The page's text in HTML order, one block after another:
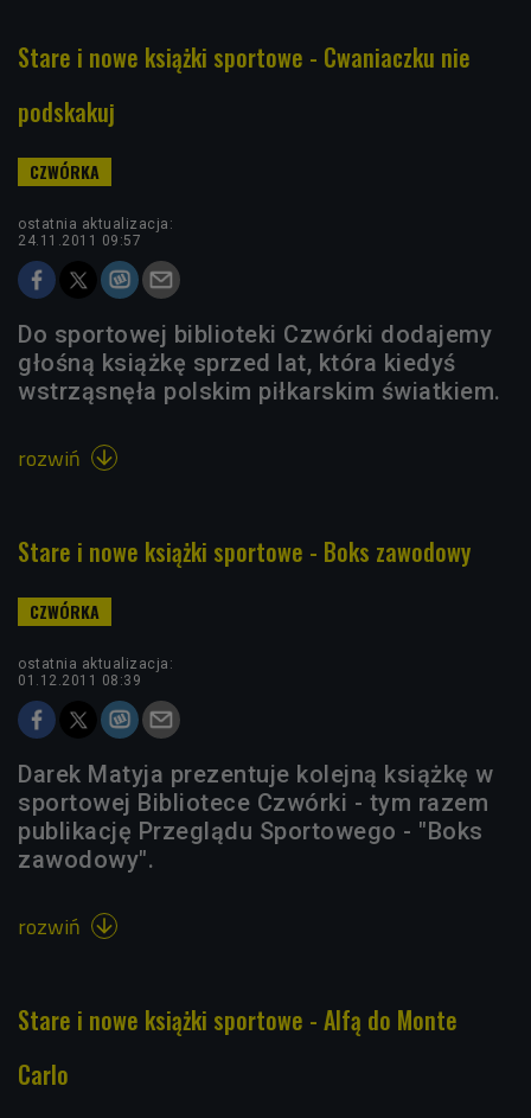
Stare i nowe książki sportowe - Cwaniaczku nie
podskakuj
ostatnia aktualizacja:
24.11.2011 09:57
Do sportowej biblioteki Czwórki dodajemy
głośną książkę sprzed lat, która kiedyś
wstrząsnęła polskim piłkarskim światkiem.
rozwiń 
Stare i nowe książki sportowe - Boks zawodowy
ostatnia aktualizacja:
01.12.2011 08:39
Darek Matyja prezentuje kolejną książkę w
sportowej Bibliotece Czwórki - tym razem
publikację Przeglądu Sportowego - "Boks
zawodowy".
rozwiń 
Stare i nowe książki sportowe - Alfą do Monte
Carlo